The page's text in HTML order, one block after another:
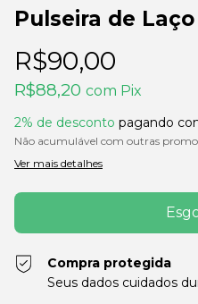
Pulseira de Laço
R$90,00
R$88,20 com Pix
2% de desconto pagando
Não acumulável com outras
Ver mais detalhes
Compra protegida
Seus dados cuidados